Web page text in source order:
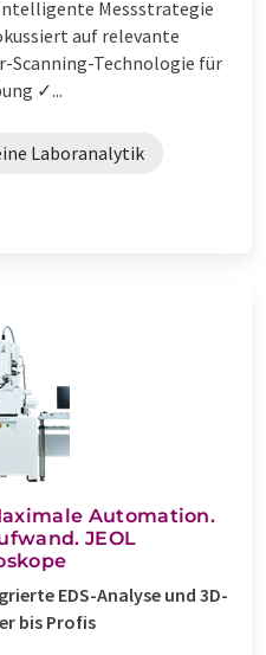
Messstrategie
auf relevante
Scanning-Technologie für
✓...
Laboranalytik
Automation.
JEOL
EDS-Analyse und 3D-
bis Profis